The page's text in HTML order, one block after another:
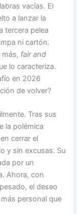
vacías. El
a lanzar la
tercera pelea
ni cartón.
más, fair and
lo caracteriza.
en 2026
de volver?
Tras sus
la polémica
cerrar el
y sin excusas. Su
por un
Ahora, con
el deseo
personal que